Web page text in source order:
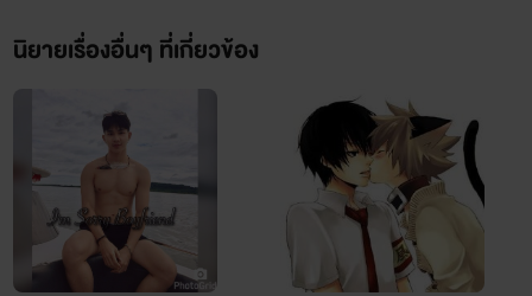
นิยายเรื่องอื่นๆ ที่เกี่ยวข้อง